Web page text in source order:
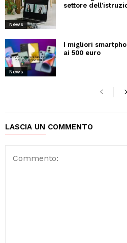
News
settore
News
I migliori
ai 500 euro
LASCIA UN COMMENTO